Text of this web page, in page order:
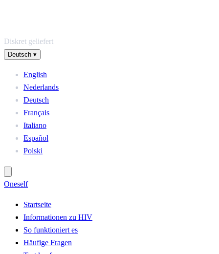
Diskret geliefert
Deutsch ▾
English
Nederlands
Deutsch
Français
Italiano
Español
Polski
Oneself
Startseite
Informationen zu HIV
So funktioniert es
Häufige Fragen